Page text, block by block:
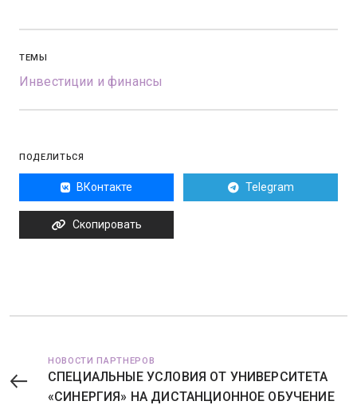
ТЕМЫ
Инвестиции и финансы
ПОДЕЛИТЬСЯ
ВКонтакте Telegram
Скопировать
НОВОСТИ ПАРТНЕРОВ
СПЕЦИАЛЬНЫЕ УСЛОВИЯ ОТ УНИВЕРСИТЕТА
«СИНЕРГИЯ» НА ДИСТАНЦИОННОЕ ОБУЧЕНИЕ